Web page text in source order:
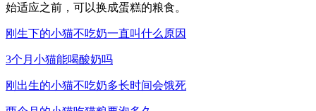
始适应之前，可以换成蛋糕的粮食。
刚生下的小猫不吃奶一直叫什么原因
3个月小猫能喝酸奶吗
刚出生的小猫不吃奶多长时间会饿死